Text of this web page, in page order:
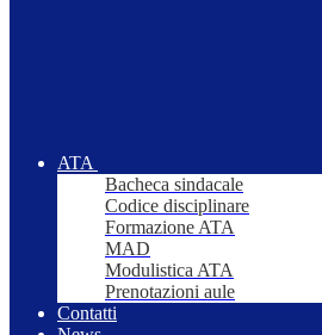
ATA
Bacheca sindacale
Codice disciplinare
Formazione ATA
MAD
Modulistica ATA
Prenotazioni aule
Contatti